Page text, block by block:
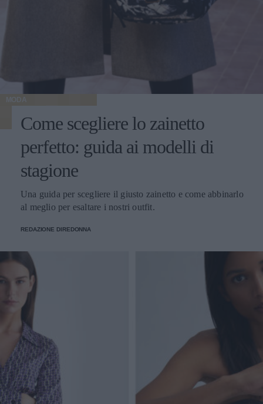
MODA
Come scegliere lo zainetto
perfetto: guida ai modelli di
stagione
Una guida per scegliere il giusto zainetto e come abbinarlo
al meglio per esaltare i nostri outfit.
REDAZIONE DIREDONNA